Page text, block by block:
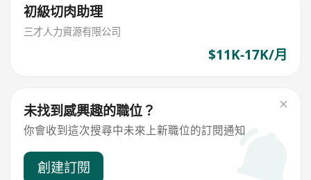
初級切肉助理
三才人力資源有限公司
$11K-17K/月
未找到感興趣的職位？
你會收到這次搜尋中未來上新職位的訂閱通知
創建訂閱